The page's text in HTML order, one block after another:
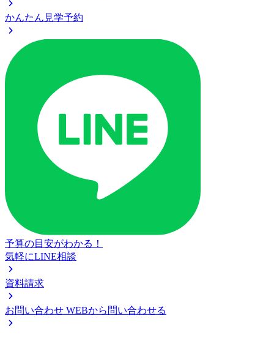
かんたん見学予約
予算の目安がわかる！
気軽にLINE相談
資料請求
お問い合わせ WEBから問い合わせる